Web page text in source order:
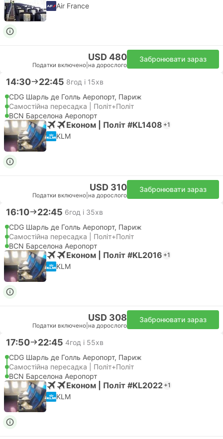
Air France
USD 480
Податки включено на дорослого
Забронювати зараз
14:30 22:45 8год і 15хв
CDG Шарль де Голль Аеропорт, Париж
Самостійна пересадка | Політ+Політ
BCN Барселона Аеропорт
Економ | Політ #KL1408 +1
KLM
USD 310
Податки включено на дорослого
Забронювати зараз
16:10 22:45 6год і 35хв
CDG Шарль де Голль Аеропорт, Париж
Самостійна пересадка | Політ+Політ
BCN Барселона Аеропорт
Економ | Політ #KL2016 +1
KLM
USD 308
Податки включено на дорослого
Забронювати зараз
17:50 22:45 4год і 55хв
CDG Шарль де Голль Аеропорт, Париж
Самостійна пересадка | Політ+Політ
BCN Барселона Аеропорт
Економ | Політ #KL2022 +1
KLM